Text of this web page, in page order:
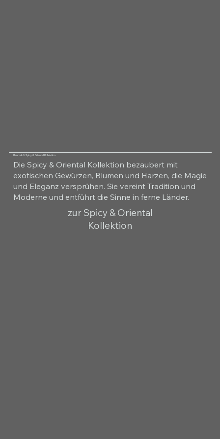
Raumduft Spicy & Oriental Kollektion
Die Spicy & Oriental Kollektion bezaubert mit
exotischen Gewürzen, Blumen und Harzen, die Magie
und Eleganz versprühen. Sie vereint Tradition und
Moderne und entführt die Sinne in ferne Länder.
zur Spicy & Oriental
Kollektion